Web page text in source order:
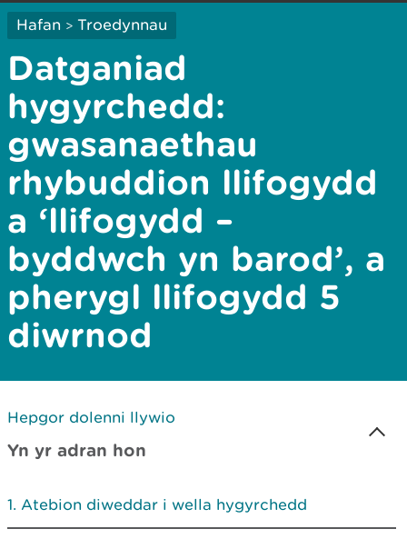
Hafan > Troedynnau
Datganiad
hygyrchedd:
gwasanaethau
rhybuddion llifogydd
a ‘llifogydd –
byddwch yn barod’, a
pherygl llifogydd 5
diwrnod
Hepgor dolenni llywio
Yn yr adran hon
Atebion diweddar i wella hygyrchedd